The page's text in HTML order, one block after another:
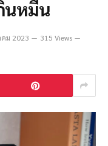
นหมื่น
ม 2023
315 Views